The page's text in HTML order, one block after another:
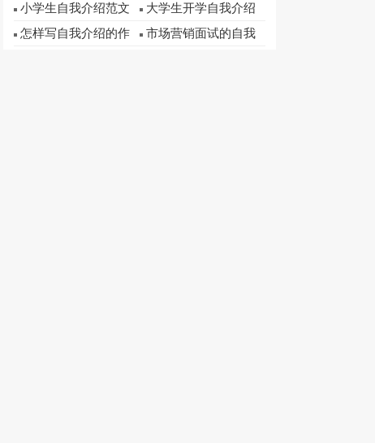
字小学生自我介绍范文
300字
大学生开学自我介绍
300字
怎样写自我介绍的作
市场营销面试的自我